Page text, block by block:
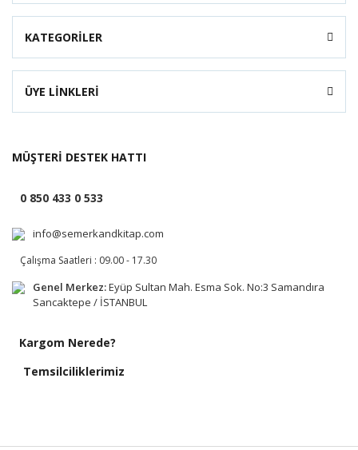
KATEGORİLER
ÜYE LİNKLERİ
MÜŞTERİ DESTEK HATTI
0 850 433 0 533
info@semerkandkitap.com
Çalışma Saatleri : 09.00 - 17.30
Genel Merkez:Eyüp Sultan Mah. Esma Sok. No:3 Samandıra
Sancaktepe / İSTANBUL
Kargom Nerede?
Temsilciliklerimiz